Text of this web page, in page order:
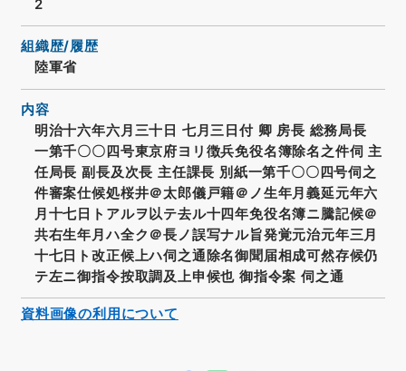
2
組織歴/履歴
陸軍省
内容
明治十六年六月三十日 七月三日付 卿 房長 総務局長
一第千〇〇四号東京府ヨリ徴兵免役名簿除名之件伺 主
任局長 副長及次長 主任課長 別紙一第千〇〇四号伺之
件審案仕候処桜井＠太郎儀戸籍＠ノ生年月義延元年六
月十七日トアルヲ以テ去ル十四年免役名簿ニ騰記候＠
共右生年月ハ全ク＠長ノ誤写ナル旨発覚元治元年三月
十七日ト改正候上ハ伺之通除名御聞届相成可然存候仍
テ左ニ御指令按取調及上申候也 御指令案 伺之通
資料画像の利用について